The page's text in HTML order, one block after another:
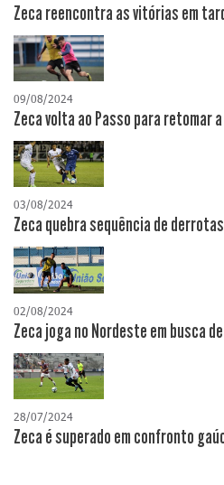
Zeca reencontra as vitórias em
09/08/2024
Zeca volta ao Passo para retomar
03/08/2024
Zeca quebra sequência de
02/08/2024
Zeca joga no Nordeste em busca
28/07/2024
Zeca é superado em confronto